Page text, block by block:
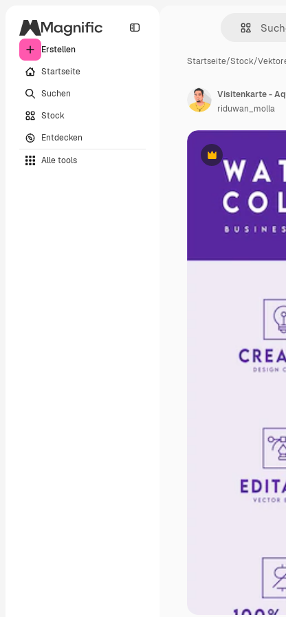
Erstellen
Startseite
Suchen
Stock
Entdecken
Alle tools
Startseite/Stock/
Premium
Visitenkarte -
riduwan_molla